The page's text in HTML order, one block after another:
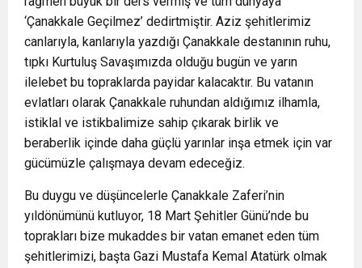
‘Çanakkale Geçilmez’ dedirtmiştir. Aziz şehitlerimiz
canlarıyla, kanlarıyla yazdığı Çanakkale destanının ruhu,
tıpkı Kurtuluş Savaşımızda olduğu bugün ve yarın
ilelebet bu topraklarda payidar kalacaktır. Bu vatanın
evlatları olarak Çanakkale ruhundan aldığımız ilhamla,
istiklal ve istikbalimize sahip çıkarak birlik ve
beraberlik içinde daha güçlü yarınlar inşa etmek için var
gücümüzle çalışmaya devam edeceğiz.
Bu duygu ve düşüncelerle Çanakkale Zaferi’nin
yıldönümünü kutluyor, 18 Mart Şehitler Günü’nde bu
toprakları bize mukaddes bir vatan emanet eden tüm
şehitlerimizi, başta Gazi Mustafa Kemal Atatürk olmak